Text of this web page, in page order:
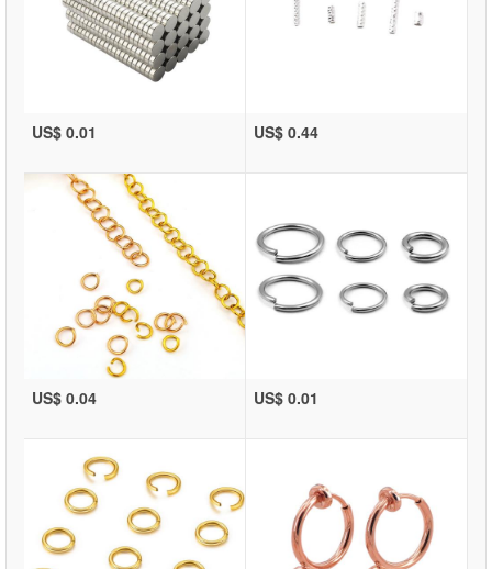
US$ 0.01 US$ 0.44
US$ 0.04 US$ 0.01